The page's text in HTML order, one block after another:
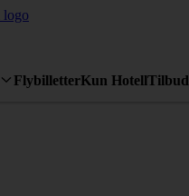
FlybilletterKun HotellTilbud